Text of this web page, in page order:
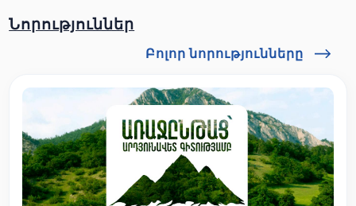
Նորություններ
Բոլոր նորությունները